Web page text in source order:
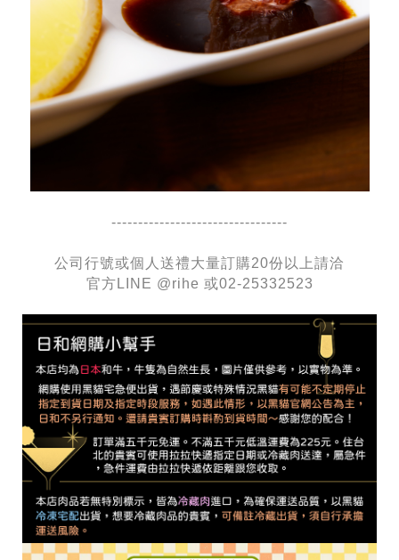
---------------------------------
公司行號或個人送禮大量訂購20份以上請洽
官方LINE @rihe 或02-25332523